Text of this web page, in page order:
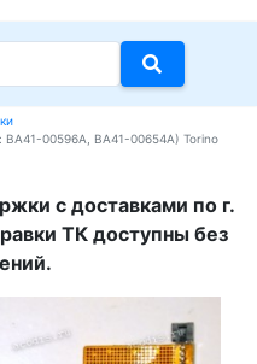
BA41-00596A, BA41-00654A) Torino
с доставками по г.
ТК доступны без